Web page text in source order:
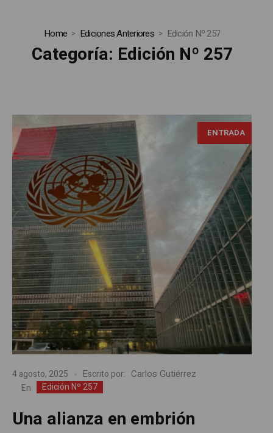
Home Ediciones Anteriores Edición Nº 257
Categoría: Edición Nº 257
ENTRADA
4 agosto, 2025 Escrito por: Carlos Gutiérrez
En Edición Nº 257
Una alianza en embrión